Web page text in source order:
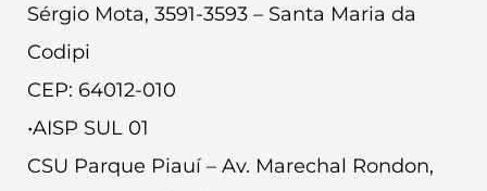
Sérgio Mota, 3591-3593 – Santa Maria da
Codipi
CEP: 64012-010
•AISP SUL 01
CSU Parque Piauí – Av. Marechal Rondon,